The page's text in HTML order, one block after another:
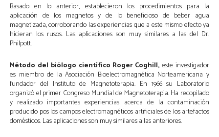
Basado en lo anterior, establecieron los procedimientos para la
aplicación de los magnetos y de lo beneficioso de beber agua
magnetizada, corroborando las experiencias que a este mismo efecto ya
hicieran los rusos. Las aplicaciones son muy similares a las del Dr.
Philpott.
Método del biólogo científico Roger Coghill, este investigador
es miembro de la Asociación Bioelectromagnética Norteamericana y
fundador del Instituto de Magnetoterapia. En 1966 su Laboratorio
organizó el primer Congreso Mundial de Magnetoterapia. Ha recopilado
y realizado importantes experiencias acerca de la contaminación
producido pos los campos electromagnéticos artificiales de los artefactos
domésticos. Las aplicaciones son muy similares a las anteriores.